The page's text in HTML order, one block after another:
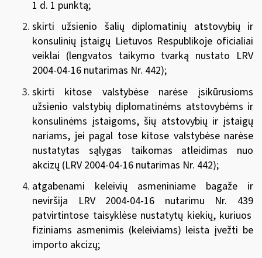
1 d. 1 punktą;
skirti užsienio šalių diplomatinių atstovybių ir
konsulinių įstaigų Lietuvos Respublikoje oficialiai
veiklai (lengvatos taikymo tvarką nustato LRV
2004-04-16 nutarimas Nr. 442);
skirti kitose valstybėse narėse įsikūrusioms
užsienio valstybių diplomatinėms atstovybėms ir
konsulinėms įstaigoms, šių atstovybių ir įstaigų
nariams, jei pagal tose kitose valstybėse narėse
nustatytas sąlygas taikomas atleidimas nuo
akcizų (LRV 2004-04-16 nutarimas Nr. 442);
atgabenami keleivių asmeniniame bagaže ir
neviršija LRV 2004-04-16 nutarimu Nr. 439
patvirtintose taisyklėse nustatytų kiekių, kuriuos
fiziniams asmenimis (keleiviams) leista įvežti be
importo akcizų;